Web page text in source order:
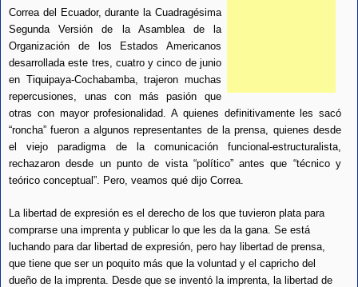
Correa del Ecuador, durante la Cuadragésima
Segunda Versión de la Asamblea de la
Organización de los Estados Americanos
desarrollada este tres, cuatro y cinco de junio
en Tiquipaya-Cochabamba, trajeron muchas
repercusiones, unas con más pasión que
otras con mayor profesionalidad. A quienes definitivamente les sacó
“roncha” fueron a algunos representantes de la prensa, quienes desde
el viejo paradigma de la comunicación funcional-estructuralista,
rechazaron desde un punto de vista “político” antes que “técnico y
teórico conceptual”. Pero, veamos qué dijo Correa.
La libertad de expresión es el derecho de los que tuvieron plata para
comprarse una imprenta y publicar lo que les da la gana. Se está
luchando para dar libertad de expresión, pero hay libertad de prensa,
que tiene que ser un poquito más que la voluntad y el capricho del
dueño de la imprenta. Desde que se inventó la imprenta, la libertad de